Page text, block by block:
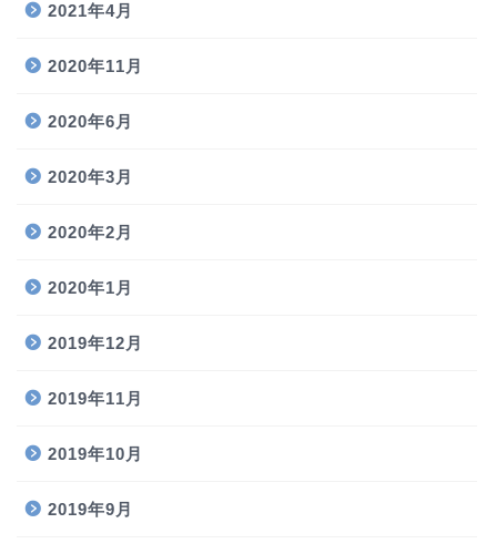
2021年4月
2020年11月
2020年6月
2020年3月
2020年2月
2020年1月
2019年12月
2019年11月
2019年10月
2019年9月